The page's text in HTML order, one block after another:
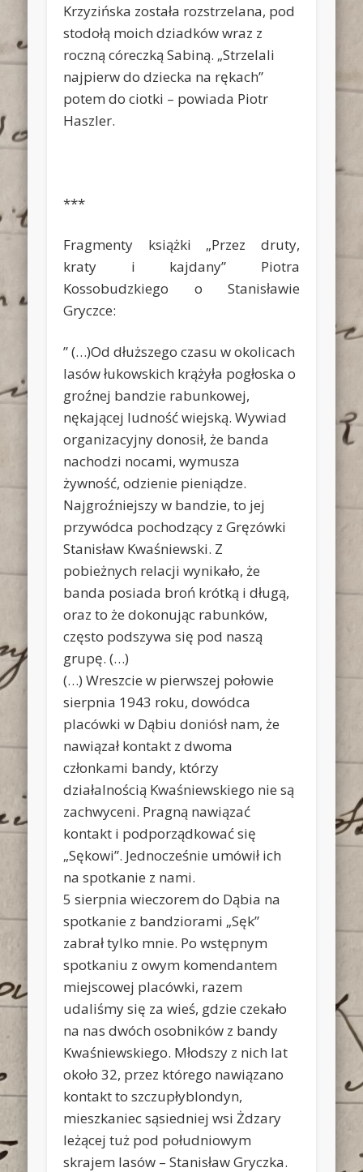
Krzyzińska została rozstrzelana, pod
stodołą moich dziadków wraz z
roczną córeczką Sabiną. „Strzelali
najpierw do dziecka na rękach”
potem do ciotki – powiada Piotr
Haszler.
***
Fragmenty książki „Przez druty,
kraty i kajdany” Piotra
Kossobudzkiego o Stanisławie
Gryczce:
” (…)Od dłuższego czasu w okolicach
lasów łukowskich krążyła pogłoska o
groźnej bandzie rabunkowej,
nękającej ludność wiejską. Wywiad
organizacyjny donosił, że banda
nachodzi nocami, wymusza
żywność, odzienie pieniądze.
Najgroźniejszy w bandzie, to jej
przywódca pochodzący z Gręzówki
Stanisław Kwaśniewski. Z
pobieżnych relacji wynikało, że
banda posiada broń krótką i długą,
oraz to że dokonując rabunków,
często podszywa się pod naszą
grupę. (…)
(…) Wreszcie w pierwszej połowie
sierpnia 1943 roku, dowódca
placówki w Dąbiu doniósł nam, że
nawiązał kontakt z dwoma
członkami bandy, którzy
działalnością Kwaśniewskiego nie są
zachwyceni. Pragną nawiązać
kontakt i podporządkować się
„Sękowi”. Jednocześnie umówił ich
na spotkanie z nami.
5 sierpnia wieczorem do Dąbia na
spotkanie z bandziorami „Sęk”
zabrał tylko mnie. Po wstępnym
spotkaniu z owym komendantem
miejscowej placówki, razem
udaliśmy się za wieś, gdzie czekało
na nas dwóch osobników z bandy
Kwaśniewskiego. Młodszy z nich lat
około 32, przez którego nawiązano
kontakt to szczupłyblondyn,
mieszkaniec sąsiedniej wsi Żdzary
leżącej tuż pod południowym
skrajem lasów – Stanisław Gryczka.